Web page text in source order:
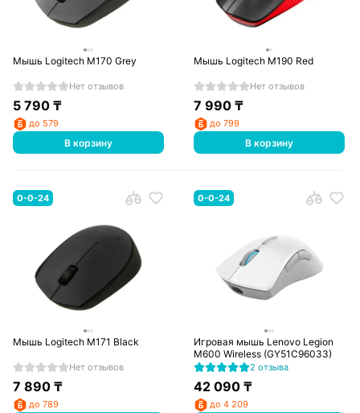
Мышь Logitech M170 Grey
Нет отзывов
5 790₸
до 579
В корзину
Мышь Logitech M190 Red
Нет отзывов
7 990 ₸
до 799
В корзину
0-0-24
Мышь Logitech M171 Black
Нет отзывов
7 890₸
до 789
0-0-24
Игровая мышь Lenovo Legion
M600 Wireless (GY51C96033)
2 отзыва
42 090 ₸
до 4 209